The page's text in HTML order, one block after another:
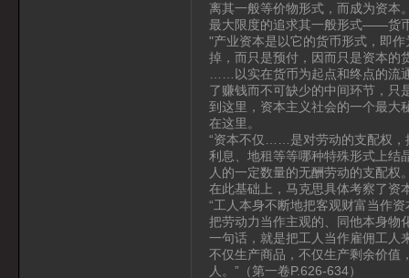
离其一般等价物形式，而成为资本
最大限度的追求其一般形式——货
"产业资本是以它的货币形式，即
掉，而只是预付，因而只是资本的
……以实在货币为起点和终点的流
了赚钱而不可缺少的中间环节，只
到这里，资本主义社会的一个最
在这里。
“资本不仅……是对劳动的支配权，
利息、地租等等哪种特殊形式上结
人的一定数量的无酬劳动的支配权
在此基础上，马克思具体考察了资
“工人本身不断地把客观财富当作
把劳动力当作主观的、同他本身物
一句话，就是把工人当作雇佣工
不仅生产商品，不仅生产剩余价值
人。”（第一卷P.626-634）